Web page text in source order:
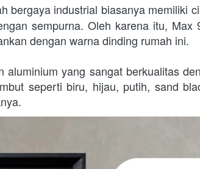
bergaya industrial biasanya memiliki
sempurna. Oleh karena itu,
dengan warna dinding rumah ini.
yang sangat berkualitas
seperti biru, hijau, putih, sand